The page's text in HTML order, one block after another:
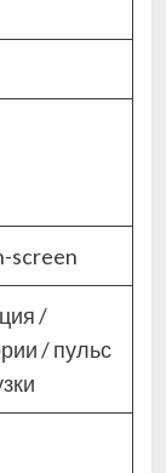
screen
/
/ пульс